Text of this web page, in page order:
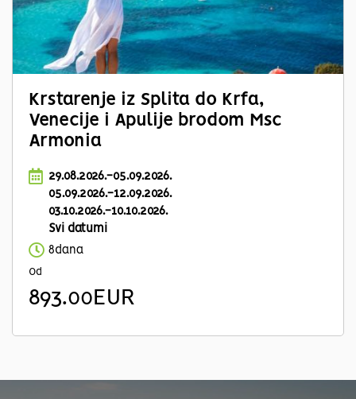
Krstarenje iz Splita do Krfa,
Venecije i Apulije brodom Msc
Armonia
29.08.2026.-05.09.2026.
05.09.2026.-12.09.2026.
03.10.2026.-10.10.2026.
Svi datumi
8dana
Od
893.00EUR